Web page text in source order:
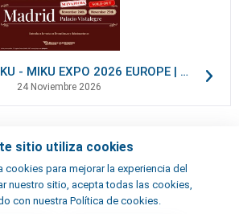
HATSUNE MIKU - MIKU EXPO 2026 EUROPE | VIP Packages
24 Noviembre 2026
sitio utiliza cookies
cookies para mejorar la experiencia del
nuestro sitio, acepta todas las cookies,
con nuestra Política de cookies.